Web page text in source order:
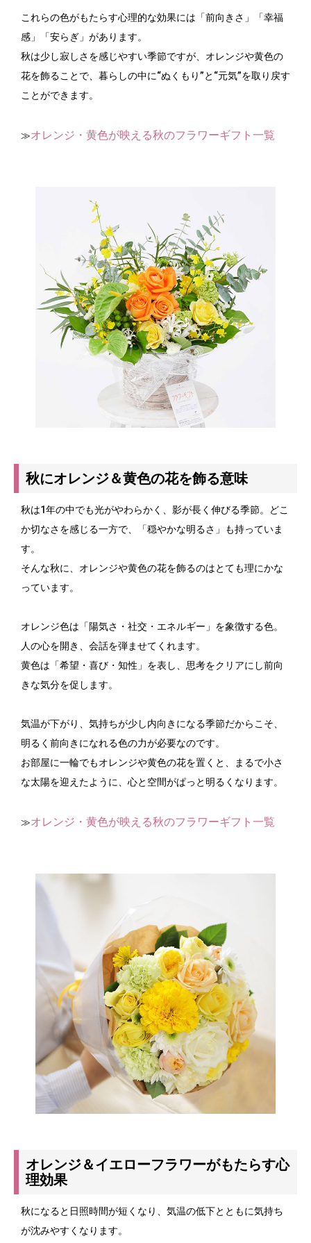
これらの色がもたらす心理的な効果には「前向きさ」「幸福
感」「安らぎ」があります。
秋は少し寂しさを感じやすい季節ですが、オレンジや黄色の
花を飾ることで、暮らしの中に“ぬくもり”と“元気”を取り戻す
ことができます。
≫オレンジ・黄色が映える秋のフラワーギフト一覧
秋にオレンジ＆黄色の花を飾る意味
秋は1年の中でも光がやわらかく、影が長く伸びる季節。どこ
か切なさを感じる一方で、「穏やかな明るさ」も持っていま
す。
そんな秋に、オレンジや黄色の花を飾るのはとても理にかな
っています。
オレンジ色は「陽気さ・社交・エネルギー」を象徴する色。
人の心を開き、会話を弾ませてくれます。
黄色は「希望・喜び・知性」を表し、思考をクリアにし前向
きな気分を促します。
気温が下がり、気持ちが少し内向きになる季節だからこそ、
明るく前向きになれる色の力が必要なのです。
お部屋に一輪でもオレンジや黄色の花を置くと、まるで小さ
な太陽を迎えたように、心と空間がぱっと明るくなります。
≫オレンジ・黄色が映える秋のフラワーギフト一覧
オレンジ＆イエローフラワーがもたらす心
理効果
秋になると日照時間が短くなり、気温の低下とともに気持ち
が沈みやすくなります。